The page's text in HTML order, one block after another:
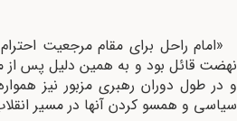
«امام راحل برای مقام مرجعیت
نهضت قائل بود و به همین دلیل پس
و در طول دوران رهبری مزبور نیز
سیاسی و همسو کردن آنها در مسیر